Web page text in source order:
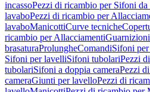
incassoPezzi di ricambio per Sifoni da
lavaboPezzi di ricambio per
lavaboManicottiCurve tecniche
ricambio per AllacciamentiGuarnizioni
brasaturaProlungheComandiSifoni
Sifoni per lavelliSifoni tubolariPezzi
tubolariSifoni a doppia cameraPezzi
cameraGiunti per lavelloPezzi di